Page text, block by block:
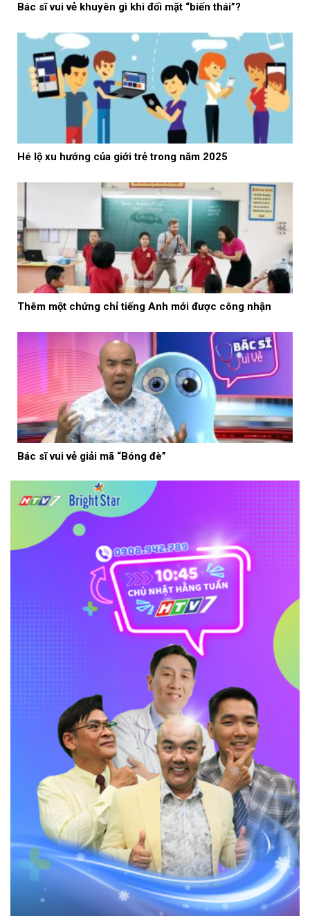
Bác sĩ vui vẻ khuyên gì khi đối mặt “biến thái”?
Hé lộ xu hướng của giới trẻ trong năm 2025
Thêm một chứng chỉ tiếng Anh mới được công nhận
Bác sĩ vui vẻ giải mã “Bóng đè”